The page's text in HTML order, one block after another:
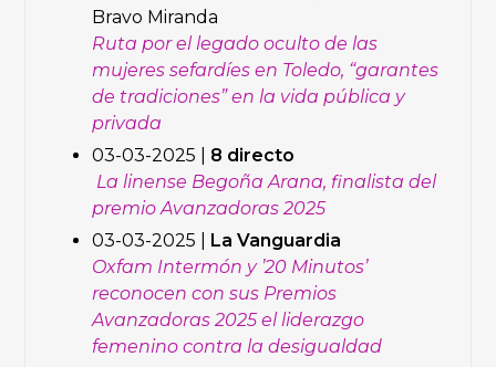
Bravo Miranda
Ruta por el legado oculto de las
mujeres sefardíes en Toledo, “garantes
de tradiciones” en la vida pública y
privada
03-03-2025 | 8 directo
La linense Begoña Arana, finalista del
premio Avanzadoras 2025
03-03-2025 | La Vanguardia
Oxfam Intermón y ’20 Minutos’
reconocen con sus Premios
Avanzadoras 2025 el liderazgo
femenino contra la desigualdad